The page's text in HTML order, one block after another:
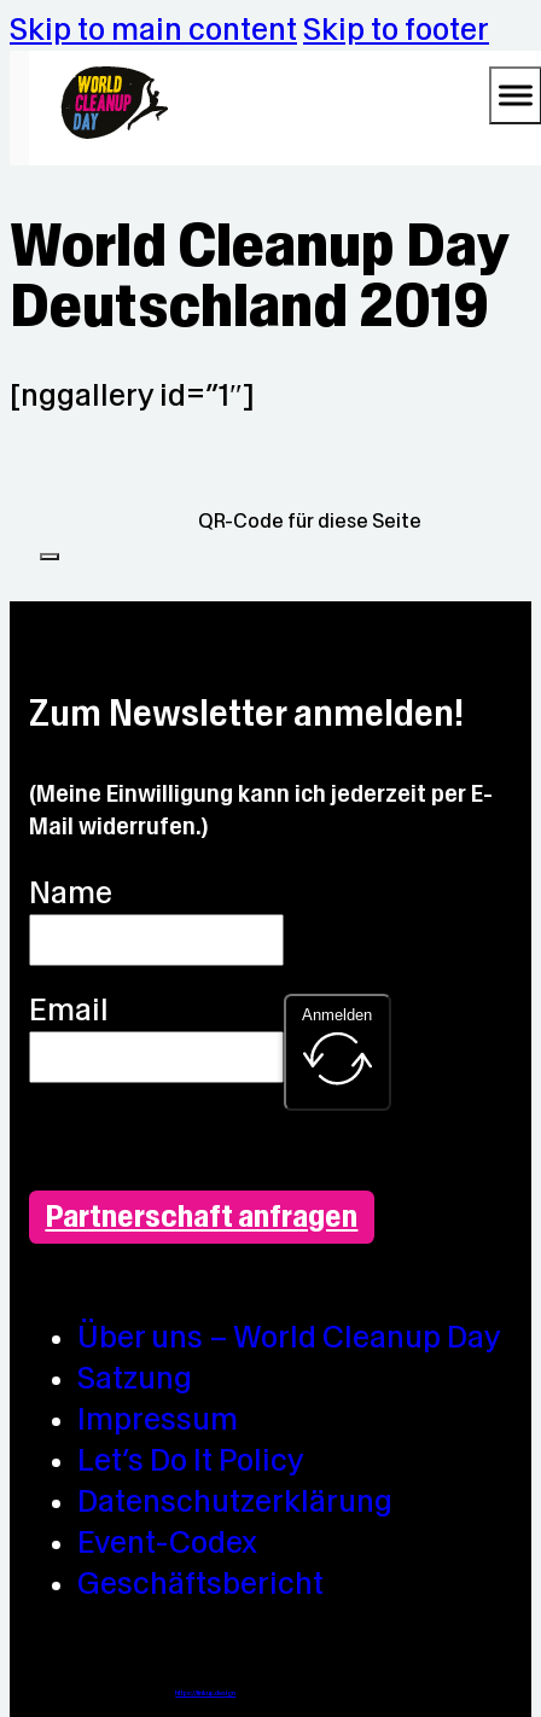
Skip to main content Skip to footer
World Cleanup Day
Deutschland 2019
[nggallery id=”1″]
QR-Code für diese Seite
Partnerschaft anfragen
Über uns – World Cleanup Day
Satzung
Impressum
Let’s Do It Policy
Datenschutzerklärung
Event-Codex
Geschäftsbericht
Zum Newsletter anmelden!
(Meine Einwilligung kann ich jederzeit per E-
Mail widerrufen.)
Name
Email Anmelden
https://linkup.design